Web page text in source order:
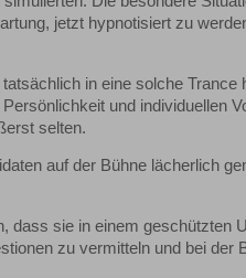
jetzt hypnotisiert zu
in eine solche Trance
und individuellen
selten.
auf der Bühne lächerlich
dass sie in einem geschützten
zu vermitteln und bei der